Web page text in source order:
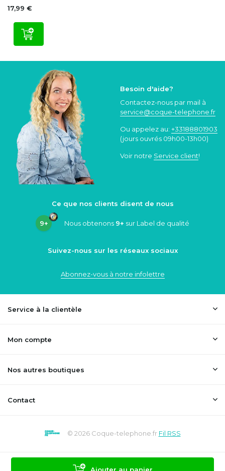
17,99 €
Besoin d'aide?
Contactez-nous par mail à
service@coque-telephone.fr
Ou appelez au: +33188801903
(jours ouvrés 09h00-13h00)
Voir notre Service client!
Ce que nos clients disent de nous
9+ Nous obtenons 9+ sur Label de qualité
Suivez-nous sur les réseaux sociaux
Abonnez-vous à notre infolettre
Service à la clientèle
Mon compte
Nos autres boutiques
Contact
© 2026 Coque-telephone.fr Fil RSS